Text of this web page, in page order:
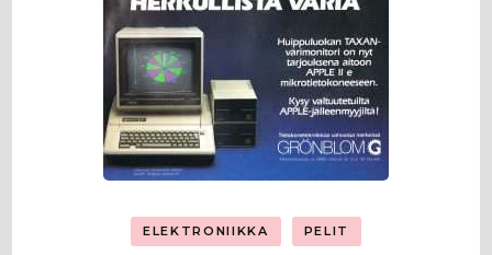
ELEKTRONIIKKA PELIT